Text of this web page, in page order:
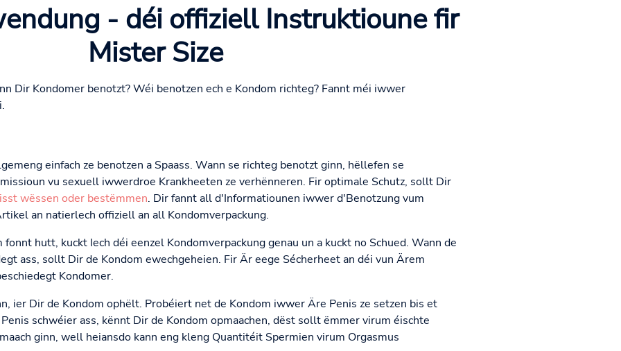
- déi offiziell Instruktioune fir
Mister Size
Dir Kondomer benotzt? Wéi benotzen ech e Kondom richteg? Fannt méi iwwer
einfach ze benotzen a Spaass. Wann se richteg benotzt ginn, hëllefen se
vu sexuell iwwerdroe Krankheeten ze verhënneren. Fir optimale Schutz, sollt Dir
wëssen oder bestëmmen. Dir fannt all d'Informatiounen iwwer d'Benotzung vum
an natierlech offiziell an all Kondomverpackung.
hutt, kuckt Iech déi eenzel Kondomverpackung genau un a kuckt no Schued. Wann de
ass, sollt Dir de Kondom ewechgeheien. Fir Är eege Sécherheet an déi vun Ärem
Kondomer.
ier Dir de Kondom ophëlt. Probéiert net de Kondom iwwer Äre Penis ze setzen bis et
schwéier ass, kënnt Dir de Kondom opmaachen, dëst sollt ëmmer virum éischte
ginn, well heiansdo kann eng kleng Quantitéit Spermien virum Orgasmus